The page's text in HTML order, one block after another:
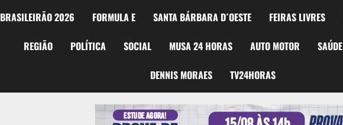
BRASILEIRÃO 2026 FORMULA E SANTA BÁRBARA D´OESTE FEIRAS LIVRES
REGIÃO POLÍTICA SOCIAL MUSA 24 HORAS AUTO MOTOR SAÚDE
DENNIS MORAES TV24HORAS